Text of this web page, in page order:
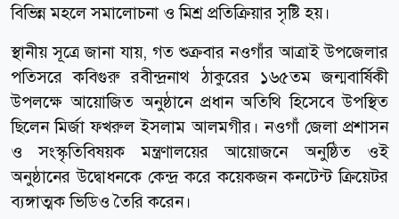
বিভিন্ন মহলে সমালোচনা ও মিশ্র প্রতিক্রিয়ার সৃষ্টি হয়।
স্থানীয় সূত্রে জানা যায়, গত শুক্রবার নওগাঁর আত্রাই উপজেলার
পতিসরে কবিগুরু রবীন্দ্রনাথ ঠাকুরের ১৬৫তম জন্মবার্ষিকী
উপলক্ষে আয়োজিত অনুষ্ঠানে প্রধান অতিথি হিসেবে উপস্থিত
ছিলেন মির্জা ফখরুল ইসলাম আলমগীর। নওগাঁ জেলা প্রশাসন
ও সংস্কৃতিবিষয়ক মন্ত্রণালয়ের আয়োজনে অনুষ্ঠিত ওই
অনুষ্ঠানের উদ্বোধনকে কেন্দ্র করে কয়েকজন কনটেন্ট ক্রিয়েটর
ব্যঙ্গাত্মক ভিডিও তৈরি করেন।